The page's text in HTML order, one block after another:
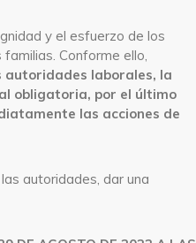
y el esfuerzo de los
Conforme ello,
autoridades laborales, la
obligatoria, por el último
las acciones de
autoridades, dar una